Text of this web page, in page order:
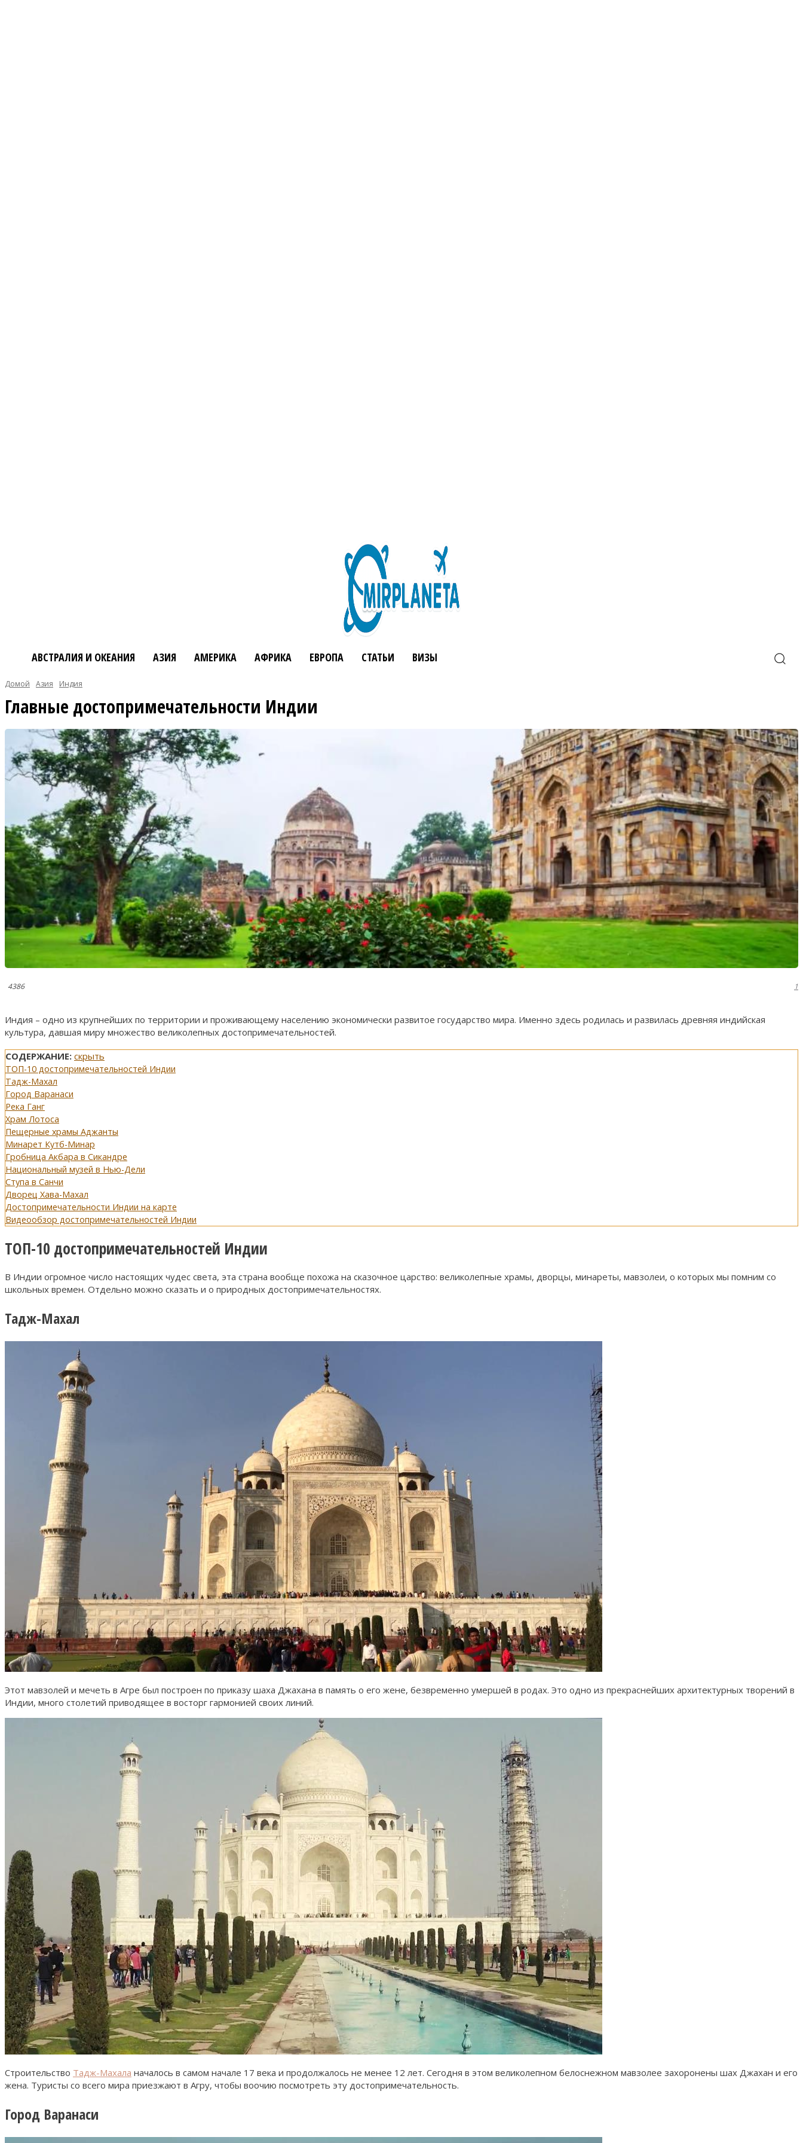
АВСТРАЛИЯ И ОКЕАНИЯ АЗИЯ АМЕРИКА АФРИКА ЕВРОПА СТАТЬИ ВИЗЫ
Домой Азия Индия
Главные достопримечательности Индии
4386 1
Индия – одно из крупнейших по территории и проживающему населению экономически развитое государство мира. Именно здесь родилась и развилась древняя индийская
культура, давшая миру множество великолепных достопримечательностей.
СОДЕРЖАНИЕ: скрыть
ТОП-10 достопримечательностей Индии
Тадж-Махал
Город Варанаси
Река Ганг
Храм Лотоса
Пещерные храмы Аджанты
Минарет Кутб-Минар
Гробница Акбара в Сикандре
Национальный музей в Нью-Дели
Ступа в Санчи
Дворец Хава-Махал
Достопримечательности Индии на карте
Видеообзор достопримечательностей Индии
ТОП-10 достопримечательностей Индии
В Индии огромное число настоящих чудес света, эта страна вообще похожа на сказочное царство: великолепные храмы, дворцы, минареты, мавзолеи, о которых мы помним со
школьных времен. Отдельно можно сказать и о природных достопримечательностях.
Тадж-Махал
Этот мавзолей и мечеть в Агре был построен по приказу шаха Джахана в память о его жене, безвременно умершей в родах. Это одно из прекраснейших архитектурных творений в
Индии, много столетий приводящее в восторг гармонией своих линий.
Строительство Тадж-Махала началось в самом начале 17 века и продолжалось не менее 12 лет. Сегодня в этом великолепном белоснежном мавзолее захоронены шах Джахан и его
жена. Туристы со всего мира приезжают в Агру, чтобы воочию посмотреть эту достопримечательность.
Город Варанаси